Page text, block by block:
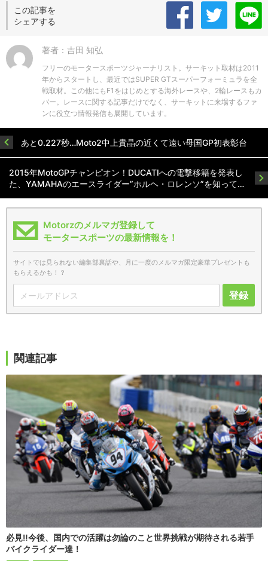
この記事を
シェアする
著者：吉田 知弘
フリーのモータースポーツジャーナリスト。サーキット取材は2011
年からスタートし、最近ではSUPER GTスーパーフォーミュラを全
戦取材。この他にもF1をはじめとする海外レースや、2輪レースもカ
バー。レースに関する記事だけでなく、サーキットに来場するファ
ンに役立つ情報発信も展開しています。
あと0.227秒…Moto2中上貴晶の近くて遠い母国GP初表彰台
2015年MotoGPチャンピオン！DUCATIへの電撃移籍を発表し
た、YAMAHAのエースライダー”ホルヘ・ロレンソ”を知って…
Motorzのメルマガ登録して
モータースポーツの最新情報を！
サイトでは見られない編集部裏話や、月に一度のメルマガ限定豪華プレゼントも
もらえるかも！？
登録
関連記事
必見‼︎今後、国内での活躍は勿論のこと世界挑戦が期待される若手
バイクライダー達！